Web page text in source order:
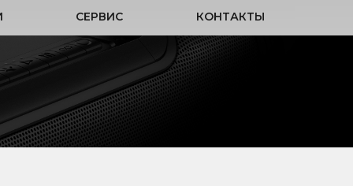
СЕРВИС КОНТАКТЫ